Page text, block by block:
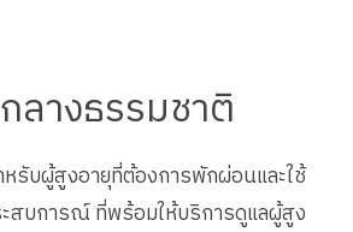
างธรรมชาติ
รับผู้สูงอายุที่ต้องการพักผ่อนและใช้
สบการณ์ ที่พร้อมให้บริการดูแลผู้สูง